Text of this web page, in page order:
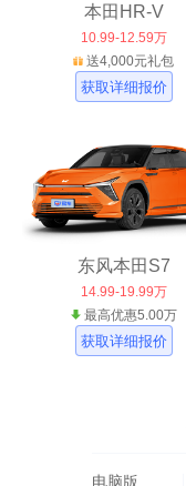
本田HR-V
10.99-12.59万
送4,000元礼包
获取详细报价
东风本田S7
14.99-19.99万
最高优惠5.00万
获取详细报价
电脑版